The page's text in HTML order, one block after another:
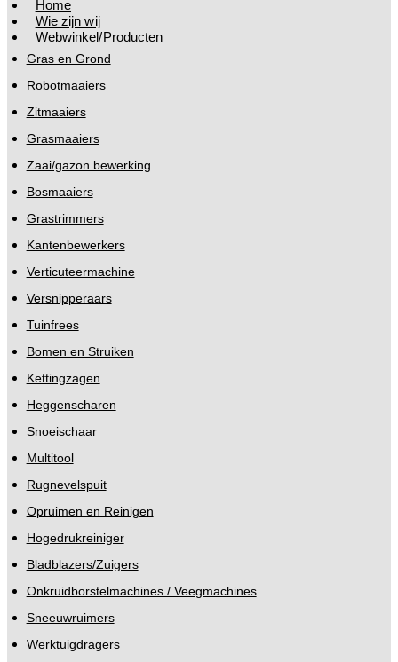
Home
Wie zijn wij
Webwinkel/Producten
Gras en Grond
Robotmaaiers
Zitmaaiers
Grasmaaiers
Zaai/gazon bewerking
Bosmaaiers
Grastrimmers
Kantenbewerkers
Verticuteermachine
Versnipperaars
Tuinfrees
Bomen en Struiken
Kettingzagen
Heggenscharen
Snoeischaar
Multitool
Rugnevelspuit
Opruimen en Reinigen
Hogedrukreiniger
Bladblazers/Zuigers
Onkruidborstelmachines / Veegmachines
Sneeuwruimers
Werktuigdragers